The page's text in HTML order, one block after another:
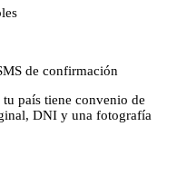
de confirmación
tu país tiene convenio de
DNI y una fotografía